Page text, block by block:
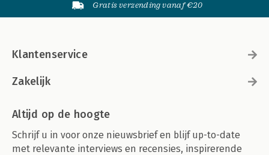
Gratis verzending vanaf €20
Klantenservice
Zakelijk
Altijd op de hoogte
Schrijf u in voor onze nieuwsbrief en blijf up-to-date
met relevante interviews en recensies, inspirerende